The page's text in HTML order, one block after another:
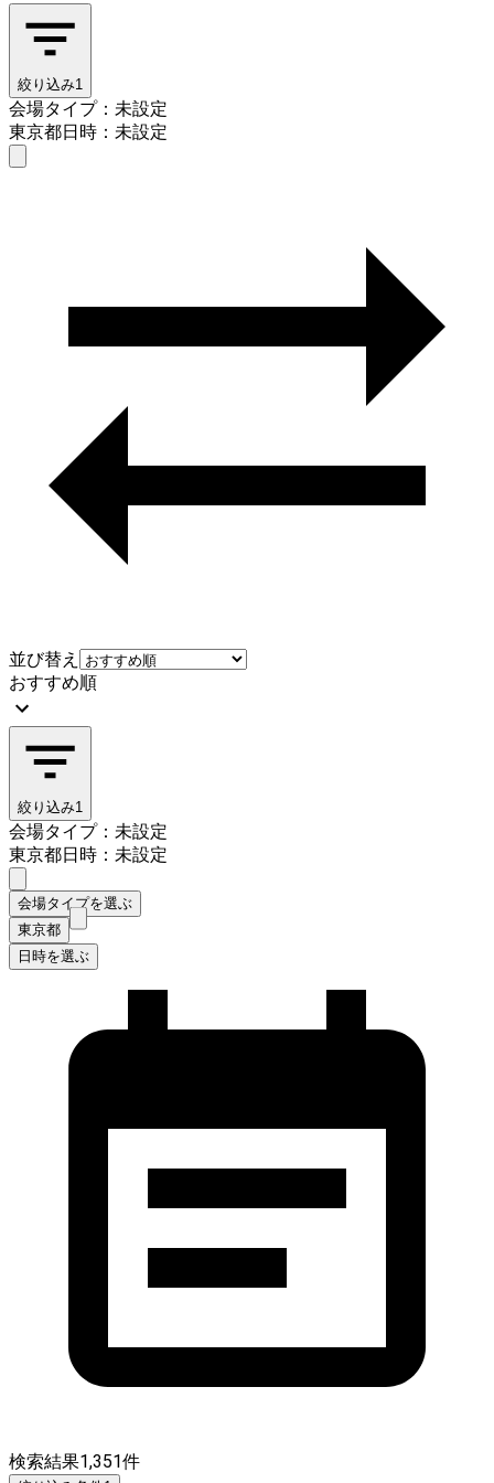
絞り込み1
会場タイプ：未設定
東京都日時：未設定
並び替え
おすすめ順
絞り込み1
会場タイプ：未設定
東京都日時：未設定
会場タイプを選ぶ
東京都
日時を選ぶ
検索結果1,351件